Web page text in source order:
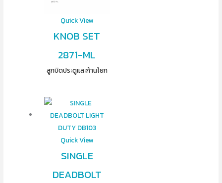
Quick View
KNOB SET
2871-ML
ลูกบิดประตูและก้านโยก
Quick View
SINGLE
DEADBOLT